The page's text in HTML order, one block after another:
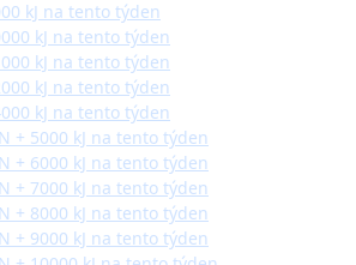
kJ na tento týden
kJ na tento týden
kJ na tento týden
kJ na tento týden
kJ na tento týden
+ 5000 kJ na tento týden
+ 6000 kJ na tento týden
+ 7000 kJ na tento týden
+ 8000 kJ na tento týden
+ 9000 kJ na tento týden